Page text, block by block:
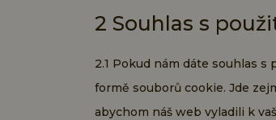
2 Souhlas s
2.1 Pokud nám dáte souhlas
formě souborů cookie. Jde
abychom náš web vyladili k